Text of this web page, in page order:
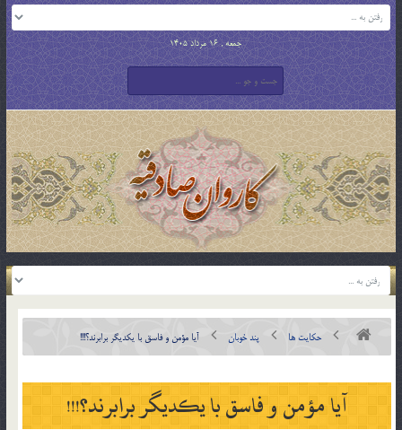
جمعه , 16 مرداد 1405
حکایت ها پند خوبان آیا مؤمن و فاسق با یکدیگر برابرند؟!!!
آیا مؤمن و فاسق با یکدیگر برابرند؟!!!